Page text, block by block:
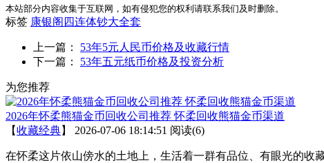
本站部分内容收集于互联网，如有侵犯您的权利请联系我们及时删除。
标签 康银阁四连体钞大全套
上一篇： 53年5元人民币价格及收藏行情
下一篇： 53年五元纸币价格及投资分析
为您推荐
2026年怀柔熊猫金币回收公司推荐 怀柔回收熊猫金币渠道
【收藏经典】 2026-07-06 18:14:51 阅读(6)
在怀柔这片依山傍水的土地上，生活着一群有品位、有眼光的